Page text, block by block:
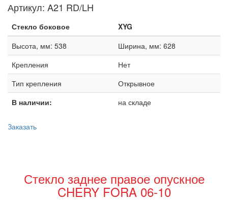
Артикул: A21 RD/LH
Стекло боковое
XYG
Высота, мм: 538
Ширина, мм: 628
Крепления
Нет
Тип крепления
Открывное
В наличии:
на складе
Заказать
Стекло заднее правое опускное
CHERY FORA 06-10